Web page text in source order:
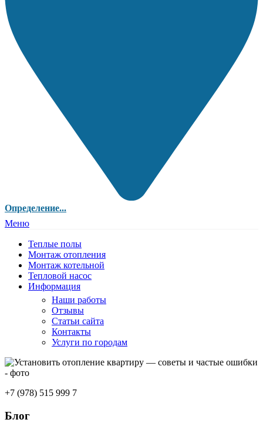
Определение...
Меню
Теплые полы
Монтаж отопления
Монтаж котельной
Тепловой насос
Информация
Наши работы
Отзывы
Статьи сайта
Контакты
Услуги по городам
+7 (978) 515 999 7
Блог